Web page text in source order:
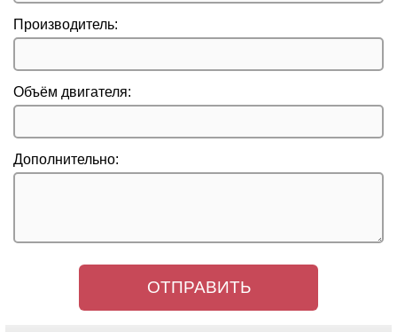
Производитель:
Объём двигателя:
Дополнительно: